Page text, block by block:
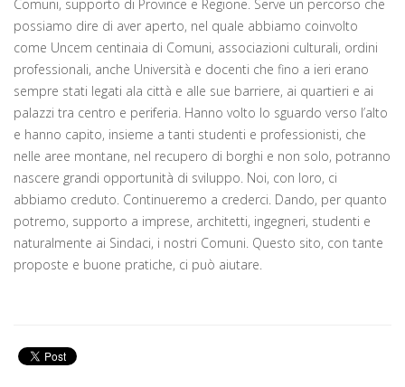
Comuni, supporto di Province e Regione. Serve un percorso che
possiamo dire di aver aperto, nel quale abbiamo coinvolto
come Uncem centinaia di Comuni, associazioni culturali, ordini
professionali, anche Università e docenti che fino a ieri erano
sempre stati legati ala città e alle sue barriere, ai quartieri e ai
palazzi tra centro e periferia. Hanno volto lo sguardo verso l’alto
e hanno capito, insieme a tanti studenti e professionisti, che
nelle aree montane, nel recupero di borghi e non solo, potranno
nascere grandi opportunità di sviluppo. Noi, con loro, ci
abbiamo creduto. Continueremo a crederci. Dando, per quanto
potremo, supporto a imprese, architetti, ingegneri, studenti e
naturalmente ai Sindaci, i nostri Comuni. Questo sito, con tante
proposte e buone pratiche, ci può aiutare.